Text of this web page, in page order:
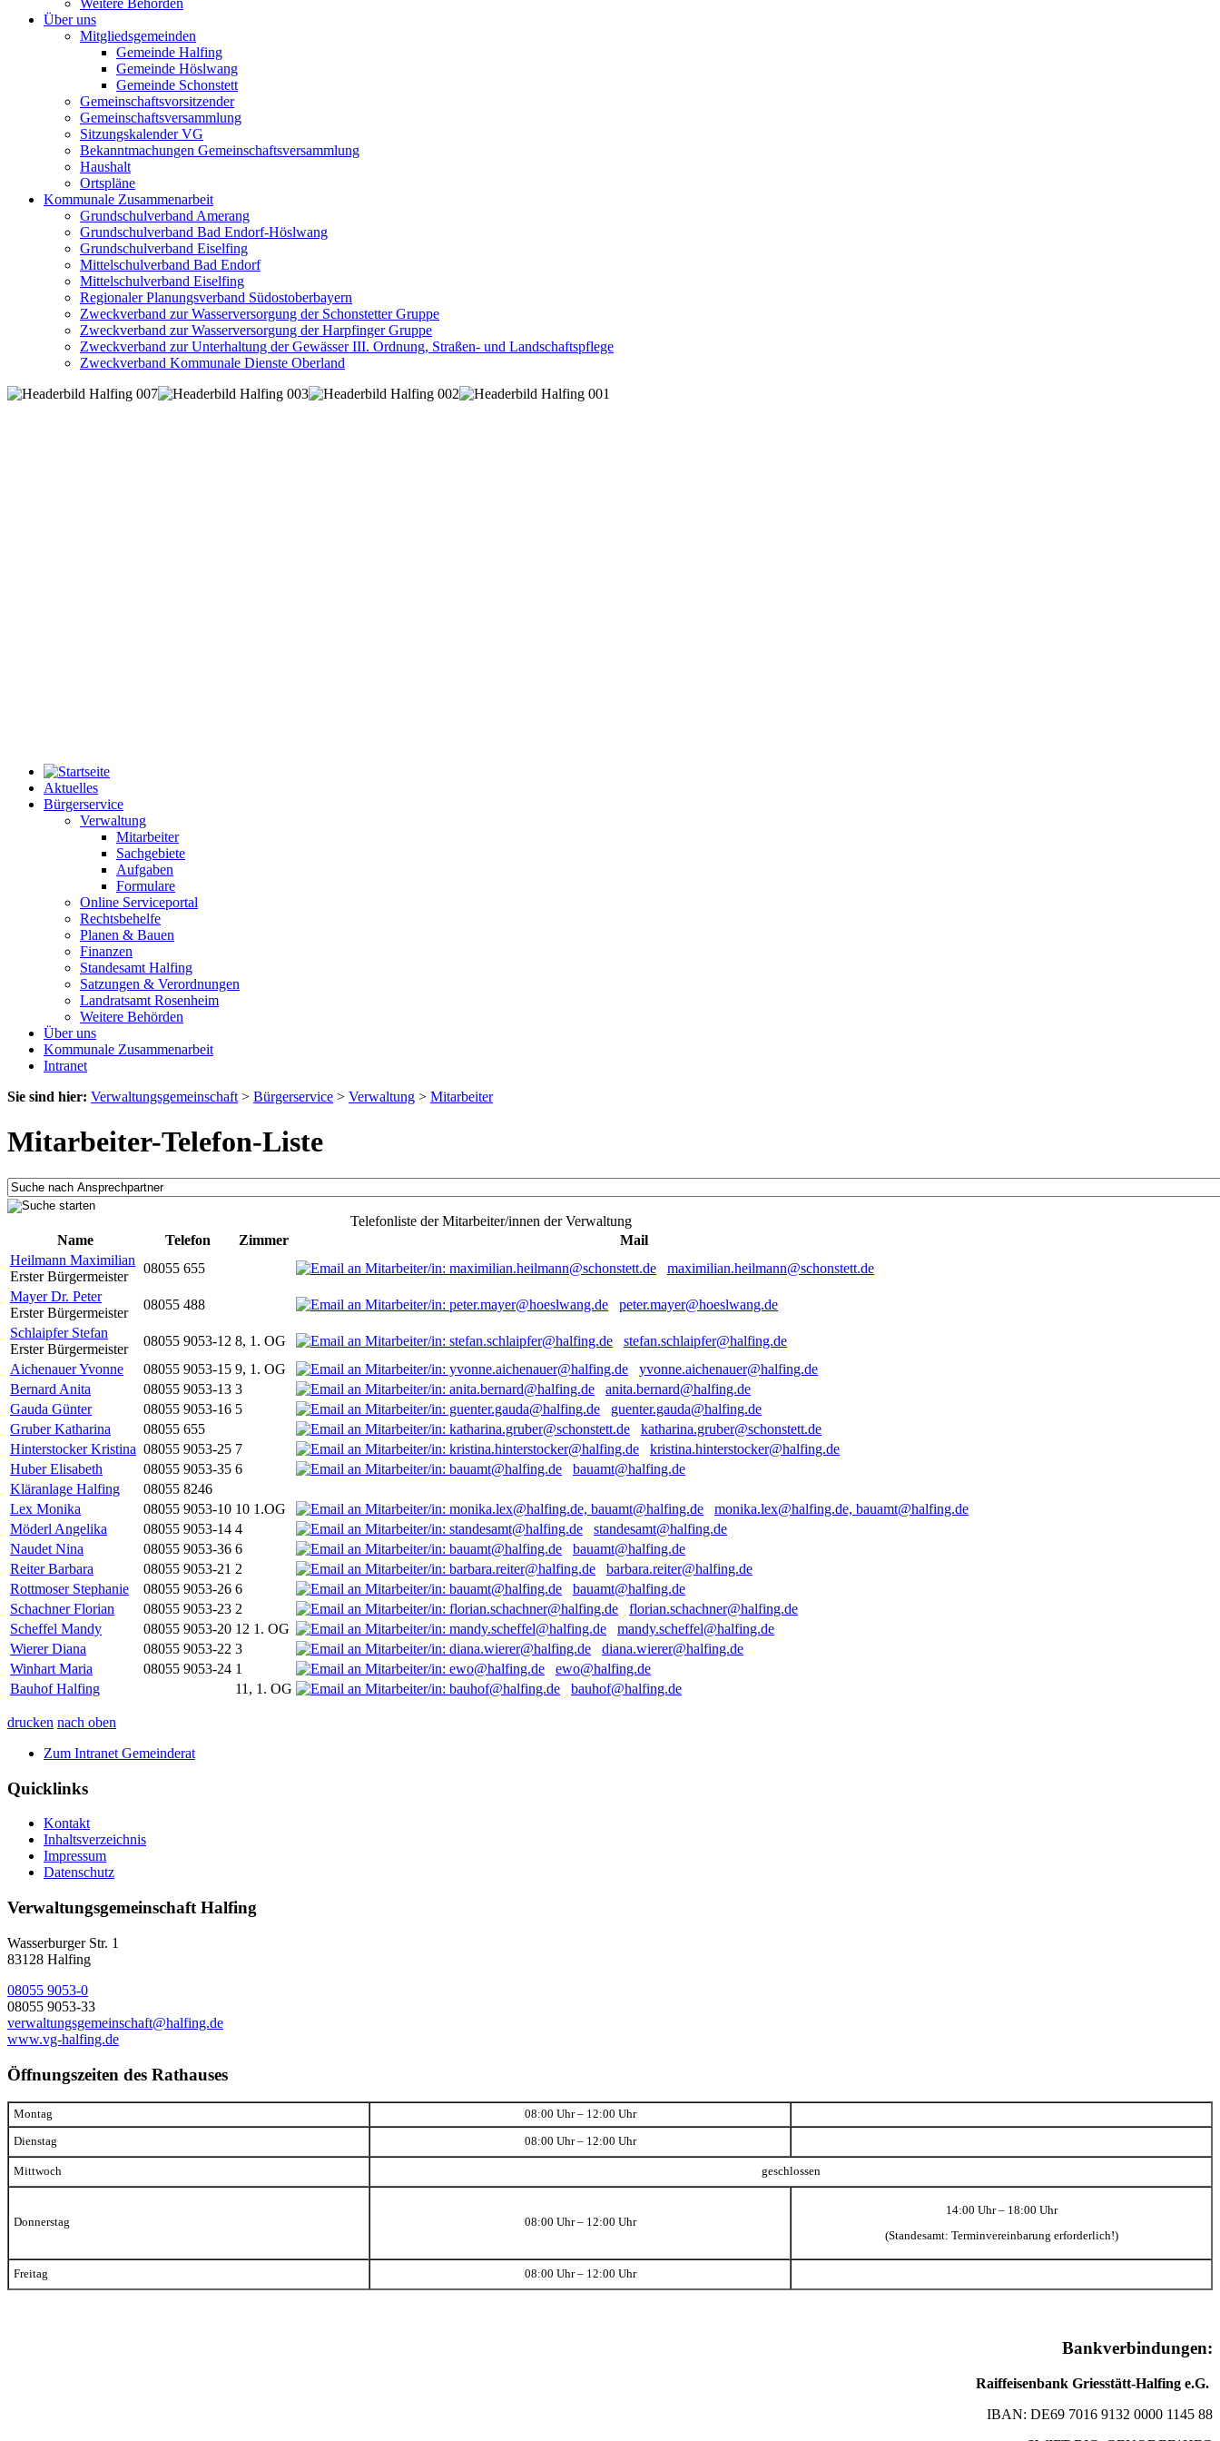
Weitere Behörden
Über uns
Mitgliedsgemeinden
Gemeinde Halfing
Gemeinde Höslwang
Gemeinde Schonstett
Gemeinschaftsvorsitzender
Gemeinschaftsversammlung
Sitzungskalender VG
Bekanntmachungen Gemeinschaftsversammlung
Haushalt
Ortspläne
Kommunale Zusammenarbeit
Grundschulverband Amerang
Grundschulverband Bad Endorf-Höslwang
Grundschulverband Eiselfing
Mittelschulverband Bad Endorf
Mittelschulverband Eiselfing
Regionaler Planungsverband Südostoberbayern
Zweckverband zur Wasserversorgung der Schonstetter Gruppe
Zweckverband zur Wasserversorgung der Harpfinger Gruppe
Zweckverband zur Unterhaltung der Gewässer III. Ordnung, Straßen- und Landschaftspflege
Zweckverband Kommunale Dienste Oberland
Aktuelles
Bürgerservice
Verwaltung
Mitarbeiter
Sachgebiete
Aufgaben
Formulare
Online Serviceportal
Rechtsbehelfe
Planen & Bauen
Finanzen
Standesamt Halfing
Satzungen & Verordnungen
Landratsamt Rosenheim
Weitere Behörden
Über uns
Kommunale Zusammenarbeit
Intranet
Sie sind hier: Verwaltungsgemeinschaft > Bürgerservice > Verwaltung > Mitarbeiter
Mitarbeiter-Telefon-Liste
Telefonliste der Mitarbeiter/innen der Verwaltung
Name
Telefon Zimmer
Mail
Heilmann Maximilian
Erster Bürgermeister
08055 655
maximilian.heilmann@schonstett.de
Mayer Dr. Peter
Erster Bürgermeister
08055 488
peter.mayer@hoeslwang.de
Schlaipfer Stefan
Erster Bürgermeister
08055 9053-12 8, 1. OG
stefan.schlaipfer@halfing.de
Aichenauer Yvonne
08055 9053-15 9, 1. OG
yvonne.aichenauer@halfing.de
Bernard Anita
08055 9053-13 3
anita.bernard@halfing.de
Gauda Günter
08055 9053-16 5
guenter.gauda@halfing.de
Gruber Katharina
08055 655
katharina.gruber@schonstett.de
Hinterstocker Kristina 08055 9053-25 7
kristina.hinterstocker@halfing.de
Huber Elisabeth
08055 9053-35 6
bauamt@halfing.de
Kläranlage Halfing
08055 8246
Lex Monika
08055 9053-10 10 1.OG
monika.lex@halfing.de, bauamt@halfing.de
Möderl Angelika
08055 9053-14 4
standesamt@halfing.de
Naudet Nina
08055 9053-36 6
bauamt@halfing.de
Reiter Barbara
08055 9053-21 2
barbara.reiter@halfing.de
Rottmoser Stephanie
08055 9053-26 6
bauamt@halfing.de
Schachner Florian
08055 9053-23 2
florian.schachner@halfing.de
Scheffel Mandy
08055 9053-20 12 1. OG
mandy.scheffel@halfing.de
Wierer Diana
08055 9053-22 3
diana.wierer@halfing.de
Winhart Maria
08055 9053-24 1
ewo@halfing.de
Bauhof Halfing
11, 1. OG bauhof@halfing.de
drucken nach oben
Zum Intranet Gemeinderat
Quicklinks
Kontakt
Inhaltsverzeichnis
Impressum
Datenschutz
Verwaltungsgemeinschaft Halfing
Wasserburger Str. 1
83128 Halfing
08055 9053-0
08055 9053-33
verwaltungsgemeinschaft@halfing.de
www.vg-halfing.de
Öffnungszeiten des Rathauses
Montag 08:00 Uhr – 12:00 Uhr
Dienstag 08:00 Uhr – 12:00 Uhr
Mittwoch geschlossen
Donnerstag 08:00 Uhr – 12:00 Uhr
14:00 Uhr – 18:00 Uhr
(Standesamt: Terminvereinbarung erforderlich!)
Freitag 08:00 Uhr – 12:00 Uhr
Bankverbindungen:
Raiffeisenbank Griesstätt-Halfing e.G.
IBAN: DE69 7016 9132 0000 1145 88